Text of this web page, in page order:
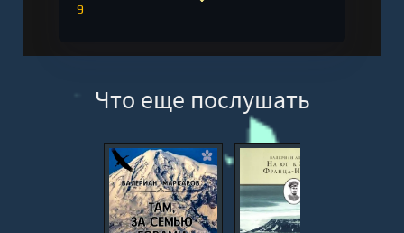
9
Что еще послушать